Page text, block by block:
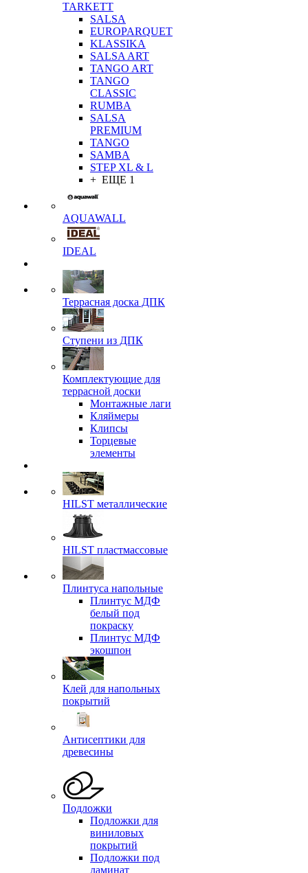
TARKETT
SALSA
EUROPARQUET
KLASSIKA
SALSA ART
TANGO ART
TANGO
CLASSIC
RUMBA
SALSA
PREMIUM
TANGO
SAMBA
STEP XL & L
+ ЕЩЕ 1
AQUAWALL
IDEAL
Террасная доска ДПК
Ступени из ДПК
Комплектующие для
террасной доски
Монтажные лаги
Кляймеры
Клипсы
Торцевые
элементы
HILST металлические
HILST пластмассовые
Плинтуса напольные
Плинтус МДФ
белый под
покраску
Плинтус МДФ
экошпон
Клей для напольных
покрытий
Антисептики для
древесины
Подложки
Подложки для
виниловых
покрытий
Подложки под
ламинат